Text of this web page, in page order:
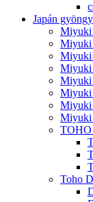
Japán gyöngy
Miyuki
Miyuki
Miyuki
Miyuki
Miyuki
Miyuki
Miyuki
Miyuki
TOHO
Toho